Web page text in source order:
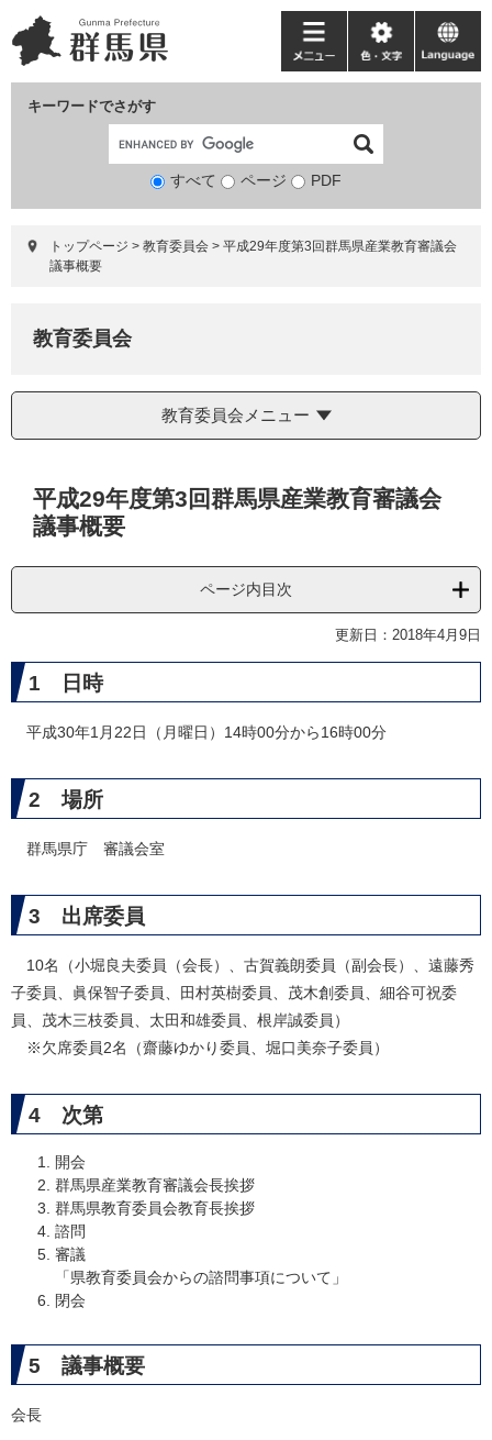
ー
ジ
ニ
ュ
て
キーワードでさがす
検
象
すべて ページ PDF
メ
ニ
ー
色・
文
language
トップページ > 教育委員会 > 平成29年度第3回群馬県産業教育審議会
議事概要
教育委員会
教育委員会メニュー
平成29年度第3回群馬県産業教育審議会
議事概要
ページ内目次
更新日：2018年4月9日
1 日時
平成30年1月22日（月曜日）14時00分から16時00分
2 場所
群馬県庁 審議会室
3 出席委員
10名（小堀良夫委員（会長）、古賀義朗委員（副会長）、遠藤秀
子委員、眞保智子委員、田村英樹委員、茂木創委員、細谷可祝委
員、茂木三枝委員、太田和雄委員、根岸誠委員）
※欠席委員2名（齋藤ゆかり委員、堀口美奈子委員）
4 次第
開会
群馬県産業教育審議会長挨拶
群馬県教育委員会教育長挨拶
諮問
審議
「県教育委員会からの諮問事項について」
閉会
5 議事概要
会長